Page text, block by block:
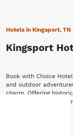
Hotels in Kingsport, TN
Kingsport
Book with Choice
and outdoor
charm. Offering
this city truly has